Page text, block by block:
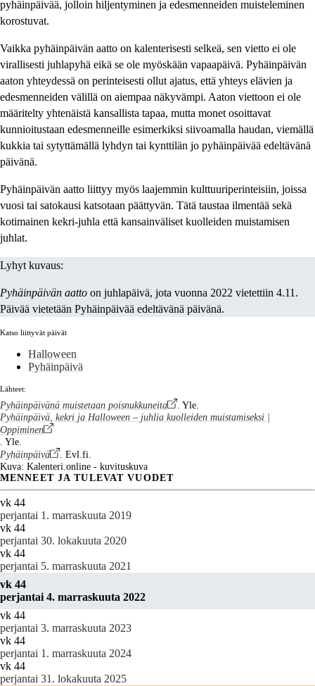
pyhäinpäivää, jolloin hiljentyminen ja edesmenneiden muisteleminen
korostuvat.
Vaikka pyhäinpäivän aatto on kalenterisesti selkeä, sen vietto ei ole
virallisesti juhlapyhä eikä se ole myöskään vapaapäivä. Pyhäinpäivän
aaton yhteydessä on perinteisesti ollut ajatus, että yhteys elävien ja
edesmenneiden välillä on aiempaa näkyvämpi. Aaton viettoon ei ole
määritelty yhtenäistä kansallista tapaa, mutta monet osoittavat
kunnioitustaan edesmenneille esimerkiksi siivoamalla haudan, viemällä
kukkia tai sytyttämällä lyhdyn tai kynttilän jo pyhäinpäivää edeltävänä
päivänä.
Pyhäinpäivän aatto liittyy myös laajemmin kulttuuriperinteisiin, joissa
vuosi tai satokausi katsotaan päättyvän. Tätä taustaa ilmentää sekä
kotimainen kekri-juhla että kansainväliset kuolleiden muistamisen
juhlat.
Lyhyt kuvaus:
Pyhäinpäivän aatto on juhlapäivä, jota vuonna 2022 vietettiin 4.11.
Päivää vietetään Pyhäinpäivää edeltävänä päivänä.
Katso liittyvät päivät
Halloween
Pyhäinpäivä
Lähteet:
Pyhäinpäivänä muistetaan poisnukkuneita
. Yle.
Pyhäinpäivä, kekri ja Halloween – juhlia kuolleiden muistamiseksi |
Oppiminen
. Yle.
Pyhäinpäivä
. Evl.fi.
Kuva: Kalenteri.online - kuvituskuva
MENNEET JA TULEVAT VUODET
vk 44
perjantai 1. marraskuuta 2019
vk 44
perjantai 30. lokakuuta 2020
vk 44
perjantai 5. marraskuuta 2021
vk 44
perjantai 4. marraskuuta 2022
vk 44
perjantai 3. marraskuuta 2023
vk 44
perjantai 1. marraskuuta 2024
vk 44
perjantai 31. lokakuuta 2025